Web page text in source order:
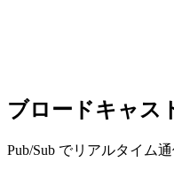
ブロードキャス
Pub/Sub でリアルタイム